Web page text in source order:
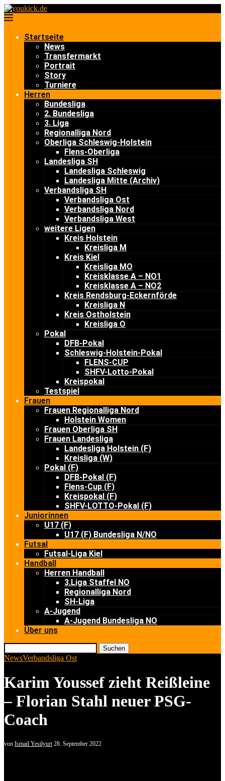
Startseite
News
Transfermarkt
Portrait
Story
Turniere
Herren
Bundesliga
2. Bundesliga
3. Liga
Regionalliga Nord
Oberliga Schleswig-Holstein
Flens-Oberliga
Landesliga SH
Landesliga Schleswig
Landesliga Mitte (Archiv)
Verbandsliga SH
Verbandsliga Ost
Verbandsliga Nord
Verbandsliga West
weitere Ligen
Kreis Holstein
Kreisliga M
Kreis Kiel
Kreisliga MO
Kreisklasse A – NO1
Kreisklasse A – NO2
Kreis Rendsburg-Eckernförde
Kreisliga N
Kreis Ostholstein
Kreisliga O
Pokal
DFB-Pokal
Schleswig-Holstein-Pokal
FLENS-CUP
SHFV-Lotto-Pokal
Kreispokal
Testspiel
Frauen
Frauen Regionalliga Nord
Holstein Women
Frauen Oberliga SH
Frauen Landesliga
Landesliga Holstein (F)
Kreisliga (W)
Pokal (F)
DFB-Pokal (F)
Flens-Cup (F)
Kreispokal (F)
SHFV-LOTTO-Pokal (F)
Juniorinnen
U17 (F)
U17 (F) Bundesliga N/NO
Futsal
Futsal-Liga Kiel
Handball
Herren Handball
3.Liga Staffel NO
Regionalliga Nord
SH-Liga
A-Jugend
A-Jugend Bundesliga NO
Über uns
Suchen
NewsVerbandsliga Ost
Karim Youssef zieht Reißleine
– Florian Stahl neuer PSG-
Coach
von Ismail Yesilyurt 28. September 2022